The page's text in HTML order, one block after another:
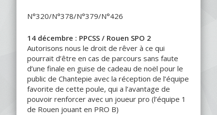
N°320/N°378/N°379/N°426
14 décembre : PPCSS / Rouen SPO 2
Autorisons nous le droit de rêver à ce qui
pourrait d’être en cas de parcours sans faute
d’une finale en guise de cadeau de noël pour le
public de Chantepie avec la réception de l’équipe
favorite de cette poule, qui a l’avantage de
pouvoir renforcer avec un joueur pro (l’équipe 1
de Rouen jouant en PRO B)